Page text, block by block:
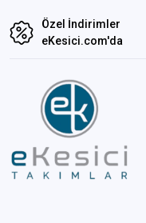
Özel İndirimler
eKesici.com'da